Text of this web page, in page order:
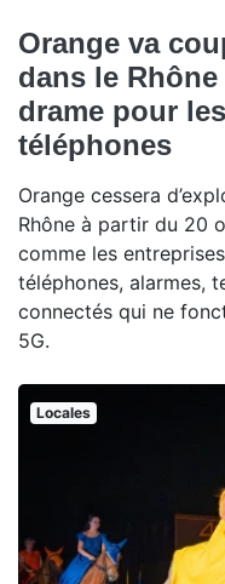
Orange va
dans le
drame pour
téléphones
Orange cessera
Rhône à partir du 20
comme les
téléphones, alarmes,
connectés qui ne
5G.
Locales